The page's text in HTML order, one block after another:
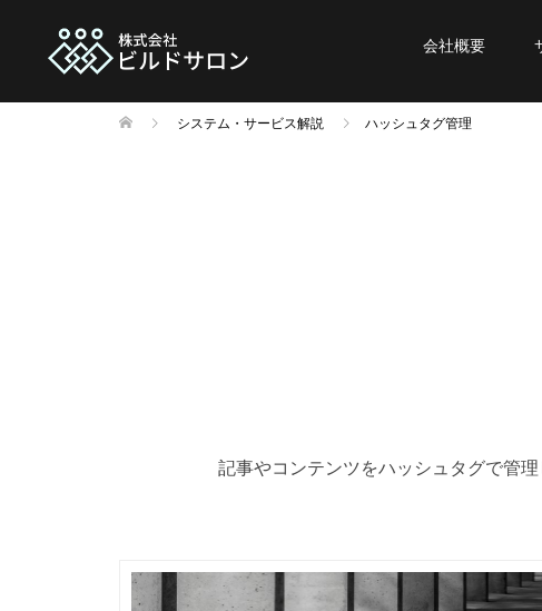
会社概要
システム・サービス解説 ハッシュタグ管理
記事やコンテンツをハッシュタグで管